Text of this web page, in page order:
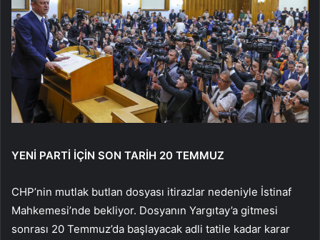
YENİ PARTİ İÇİN SON TARİH 20 TEMMUZ
CHP’nin mutlak butlan dosyası itirazlar nedeniyle İstinaf
Mahkemesi’nde bekliyor. Dosyanın Yargıtay’a gitmesi
sonrası 20 Temmuz’da başlayacak adli tatile kadar karar